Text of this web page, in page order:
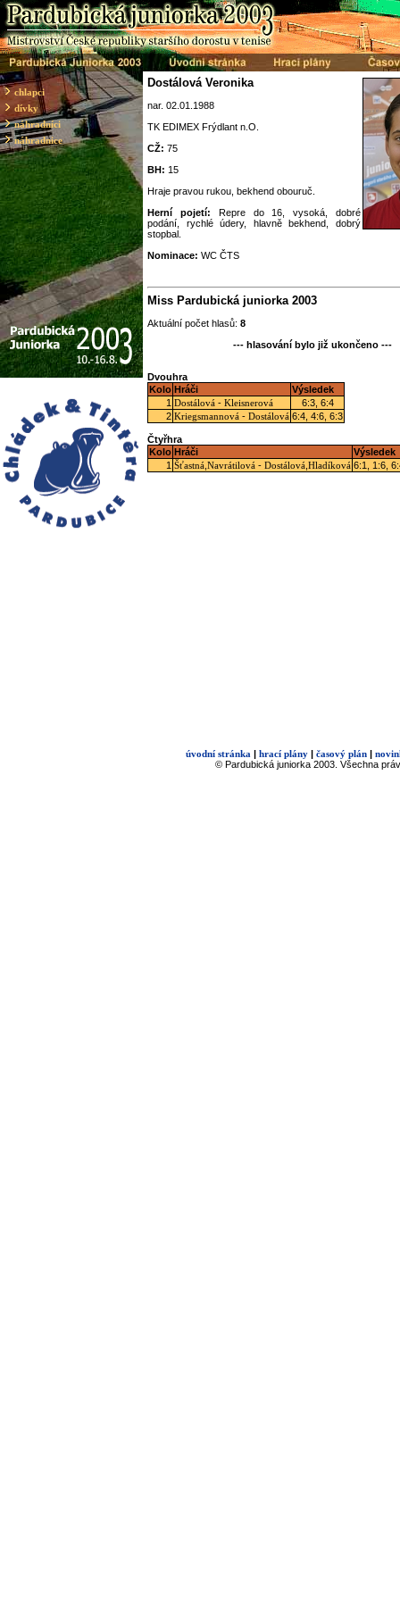
chlapci
dívky
náhradníci
náhradnice
Dostálová Veronika
nar. 02.01.1988
TK EDIMEX Frýdlant n.O.
CŽ: 75
BH: 15
Hraje pravou rukou, bekhend obouruč.
Herní pojetí: Repre do 16, vysoká, dobré
podání, rychlé údery, hlavně bekhend, dobrý
stopbal.
Nominace: WC ČTS
Miss Pardubická juniorka 2003
Aktuální počet hlasů: 8
--- hlasování bylo již ukončeno ---
Dvouhra
Kolo Hráči
Výsledek
1 Dostálová - Kleisnerová
6:3, 6:4
2 Kriegsmannová - Dostálová 6:4, 4:6, 6:3
Čtyřhra
Kolo Hráči
Výsledek
1 Šťastná Navrátilová - Dostálová Hladíková 6:1, 1:6,
úvodní stránka | hrací plány | časový plán |
© Pardubická juniorka 2003. Všechna